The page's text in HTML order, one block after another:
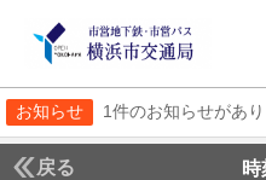
お知らせ 1件のお知らせがあ
戻る